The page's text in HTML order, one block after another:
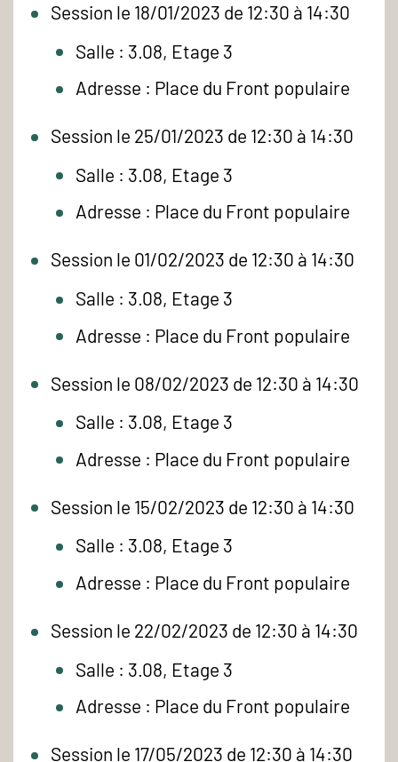
Session le 18/01/2023 de 12:30 à 14:30
Salle : 3.08, Etage 3
Adresse : Place du Front populaire
Session le 25/01/2023 de 12:30 à 14:30
Salle : 3.08, Etage 3
Adresse : Place du Front populaire
Session le 01/02/2023 de 12:30 à 14:30
Salle : 3.08, Etage 3
Adresse : Place du Front populaire
Session le 08/02/2023 de 12:30 à 14:30
Salle : 3.08, Etage 3
Adresse : Place du Front populaire
Session le 15/02/2023 de 12:30 à 14:30
Salle : 3.08, Etage 3
Adresse : Place du Front populaire
Session le 22/02/2023 de 12:30 à 14:30
Salle : 3.08, Etage 3
Adresse : Place du Front populaire
Session le 17/05/2023 de 12:30 à 14:30